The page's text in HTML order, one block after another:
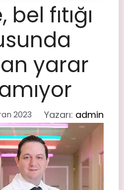
fıtığı
yarar
2023 Yazarı: admin